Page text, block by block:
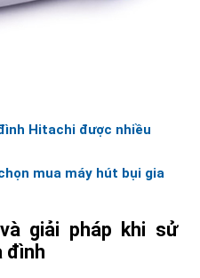
Hitachi được nhiều
mua máy hút bụi gia
giải pháp khi sử
đình